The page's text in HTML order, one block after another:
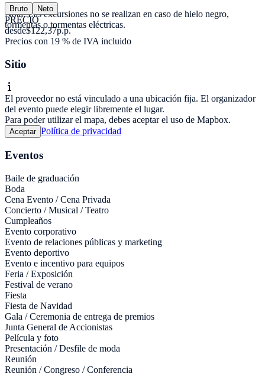
Nota: Las excursiones no se realizan en caso de hielo negro,
tormentas o tormentas eléctricas.
Bruto Neto
PRECIO
desde$122,37p.p.
Precios con 19 % de IVA incluido
Sitio
El proveedor no está vinculado a una ubicación fija. El organizador
del evento puede elegir libremente el lugar.
Para poder utilizar el mapa, debes aceptar el uso de Mapbox.
Aceptar Política de privacidad
Eventos
Baile de graduación
Boda
Cena Evento / Cena Privada
Concierto / Musical / Teatro
Cumpleaños
Evento corporativo
Evento de relaciones públicas y marketing
Evento deportivo
Evento e incentivo para equipos
Feria / Exposición
Festival de verano
Fiesta
Fiesta de Navidad
Gala / Ceremonia de entrega de premios
Junta General de Accionistas
Película y foto
Presentación / Desfile de moda
Reunión
Reunión / Congreso / Conferencia